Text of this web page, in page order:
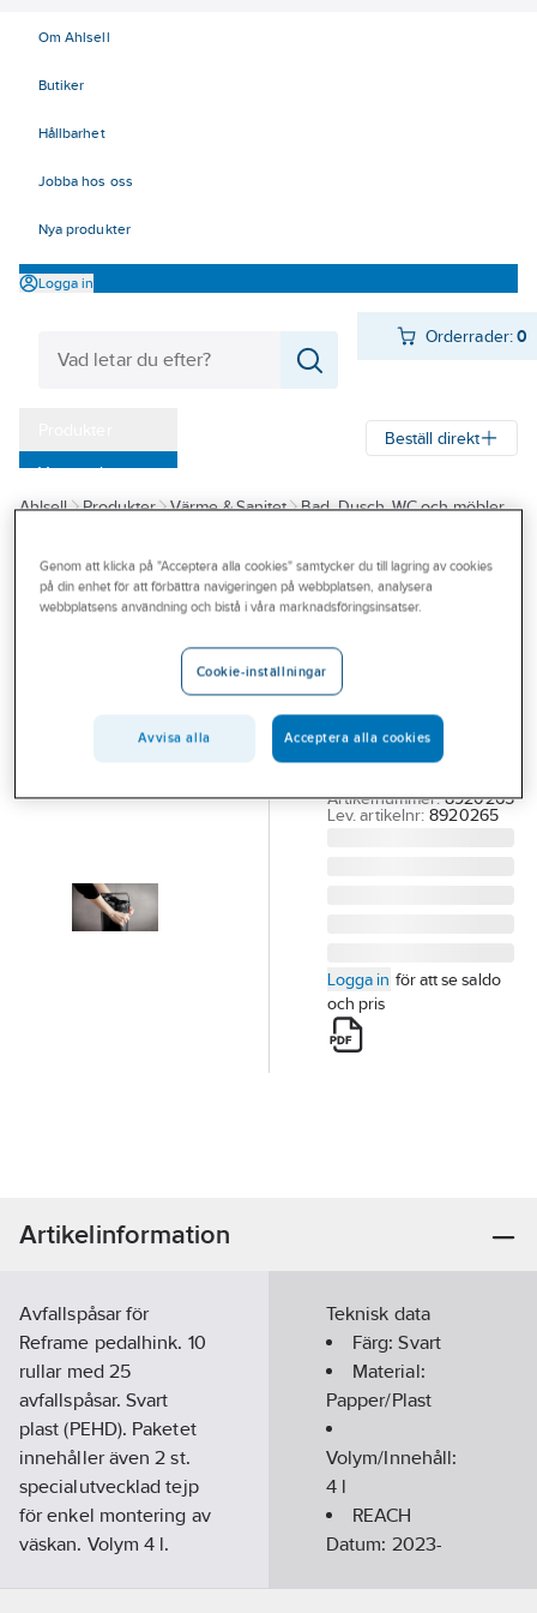
Om Ahlsell
Butiker
Hållbarhet
Jobba hos oss
Nya produkter
Logga in
Orderrader:0
Varumärken
Kampanjer
Outlet
Branscher
Beställ direkt
Ahlsell Produkter Värme & Sanitet
Bad, Dusch, WC och möbler
JAFO
Avfallspåsar för
pedalhink, Jafo
UNIDRAIN REFRAME
AVFALLSPÅSAR 4 L,
F.PEDALHINK
Artikelnummer: 8920265
Lev. artikelnr: 8920265
Logga in för att se saldo
och pris
Artikelinformation
Avfallspåsar för
Reframe pedalhink. 10
rullar med 25
avfallspåsar. Svart
plast (PEHD). Paketet
innehåller även 2 st.
specialutvecklad tejp
för enkel montering av
väskan. Volym 4 l.
Teknisk data
Färg:Svart
Material:
Papper/Plast
Volym/Innehåll:
4 l
REACH
Datum: 2023-
Genom att klicka på "Acceptera alla cookies" samtycker du till lagring av cookies
på din enhet för att förbättra navigeringen på webbplatsen, analysera
webbplatsens användning och bistå i våra marknadsföringsinsatser.
Cookie-inställningar
Avvisa alla Acceptera alla cookies